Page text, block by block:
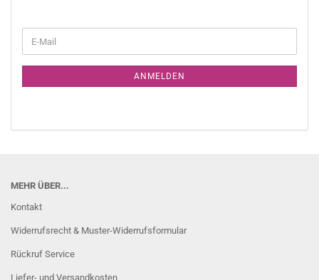
ZUR
E-
Mail
ANMELDEN
MEHR ÜBER...
Kontakt
Widerrufsrecht & Muster-Widerrufsformular
Rückruf Service
Liefer- und Versandkosten